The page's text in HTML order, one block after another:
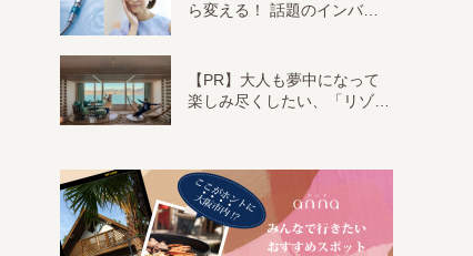
ら変える！ 話題のインバ…
【PR】大人も夢中になって
楽しみ尽くしたい、「リゾ…